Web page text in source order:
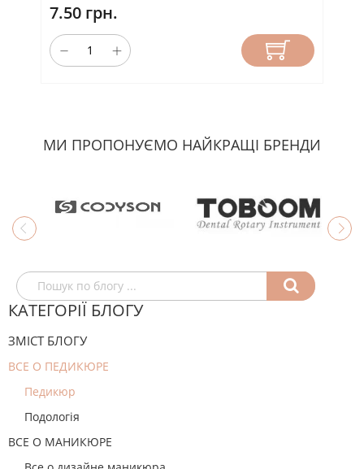
КАТЕГОРІЇ БЛОГУ
ЗМІСТ БЛОГУ
ВСЕ О ПЕДИКЮРЕ
Педикюр
Подологія
ВСЕ О МАНИКЮРЕ
7.50 грн.
МИ ПРОПОНУЄМО НАЙКРАЩІ БРЕНДИ